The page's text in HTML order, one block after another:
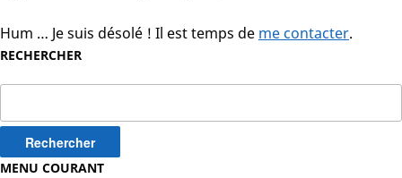
RECHERCHER
MENU COURANT
Hum … Je suis désolé ! Il est temps de me contacter.